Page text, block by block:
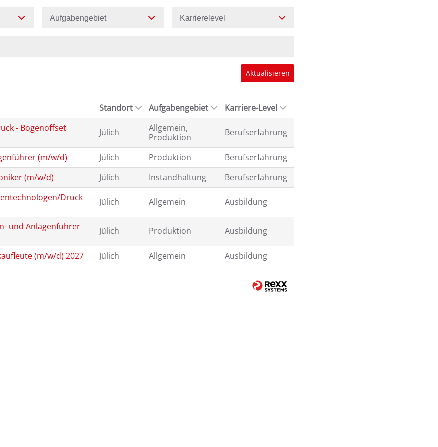
Aufgabengebiet Karrierelevel
Aktualisieren
Standort Aufgabengebiet
Karriere-Level
- Bogenoffset
Jülich
Allgemein,
Produktion
Berufserfahrung
(m/w/d) Jülich Produktion
Berufserfahrung
(m/w/d)
Jülich Instandhaltung
Berufserfahrung
Druck
Jülich Allgemein Ausbildung
und Anlagenführer
Jülich Produktion Ausbildung
(m/w/d) 2027 Jülich Allgemein Ausbildung